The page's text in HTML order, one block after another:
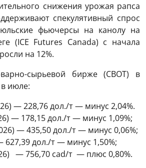
снижения урожая рапса
спекулятивный спрос
фьючерсы на канолу на
(ICE Futures Canada) с начала
на 12%.
сырьевой бирже (CBOT) в
в июле:
— 228,76 дол./т — минус 2,04%.
— 178,15 дол./т — минус 1,09%;
— 435,50 дол./т — минус 0,06%;
дол./т — минус 1,50%;
— 756,70 cad/т — плюс 0,80%.